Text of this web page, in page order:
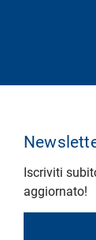
Iscriviti
aggiornato!